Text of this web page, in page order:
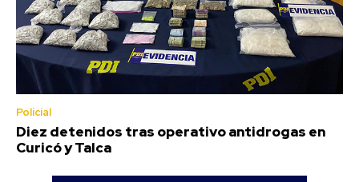
Policial
Diez detenidos tras operativo antidrogas en
Curicó y Talca